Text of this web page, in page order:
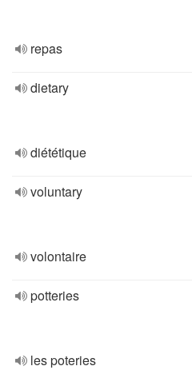
repas
dietary
diététique
voluntary
volontaire
potteries
les poteries